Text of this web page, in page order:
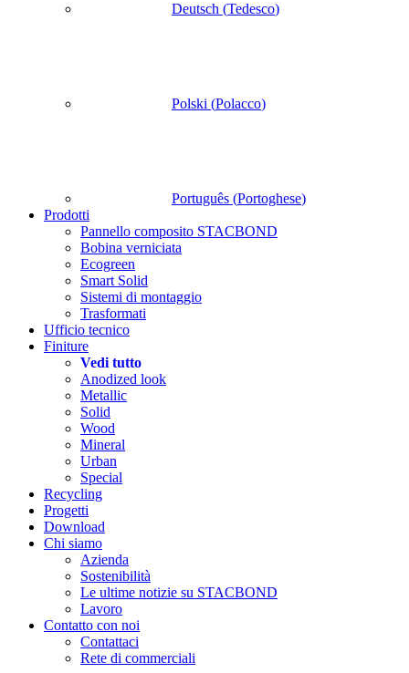
Deutsch (Tedesco)
Polski (Polacco)
Português (Portoghese)
Prodotti
Pannello composito STACBOND
Bobina verniciata
Ecogreen
Smart Solid
Sistemi di montaggio
Trasformati
Ufficio tecnico
Finiture
Vedi tutto
Anodized look
Metallic
Solid
Wood
Mineral
Urban
Special
Recycling
Progetti
Download
Chi siamo
Azienda
Sostenibilità
Le ultime notizie su STACBOND
Lavoro
Contatto con noi
Contattaci
Rete di commerciali